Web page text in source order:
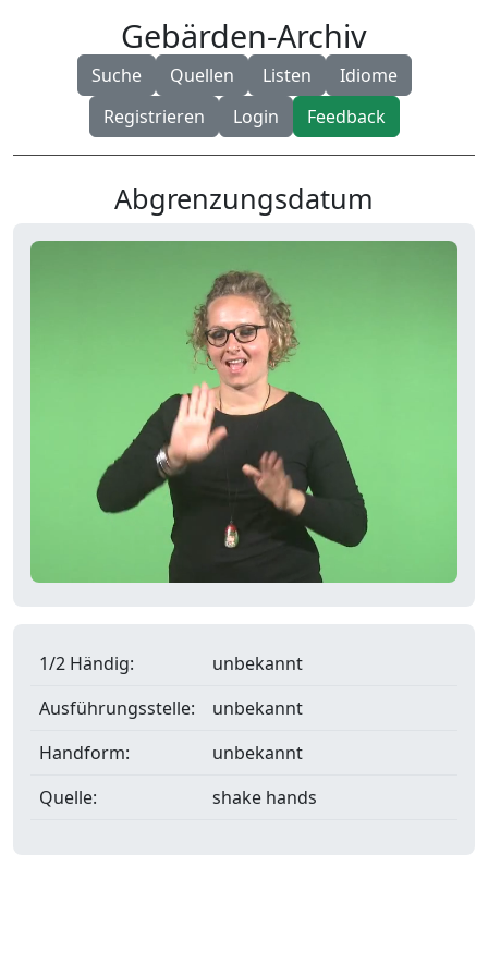
Gebärden-Archiv
Suche Quellen Listen
Idiome
Registrieren
Login Feedback
Abgrenzungsdatum
1/2 Händig:
unbekannt
Ausführungsstelle:
unbekannt
Handform:
unbekannt
Quelle:
shake hands